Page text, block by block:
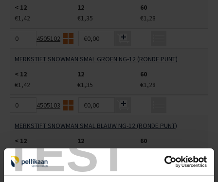
TEST
< 12
12
60
€1,42
€1,35 €1,28
4505102 €0,00
MERKSTIFT SNOWMAN SMAL GROEN NG-12 (RONDE PUNT)
< 12
12
60
€1,42
€1,35 €1,28
4505103 €0,00
MERKSTIFT SNOWMAN SMAL BLAUW NG-12 (RONDE PUNT)
< 12
12
60
€1,35